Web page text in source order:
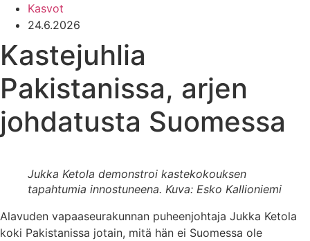
Kasvot
24.6.2026
Kastejuhlia
Pakistanissa, arjen
johdatusta Suomessa
Jukka Ketola demonstroi kastekokouksen
tapahtumia innostuneena. Kuva: Esko Kallioniemi
Alavuden vapaaseurakunnan puheenjohtaja Jukka Ketola
koki Pakistanissa jotain, mitä hän ei Suomessa ole